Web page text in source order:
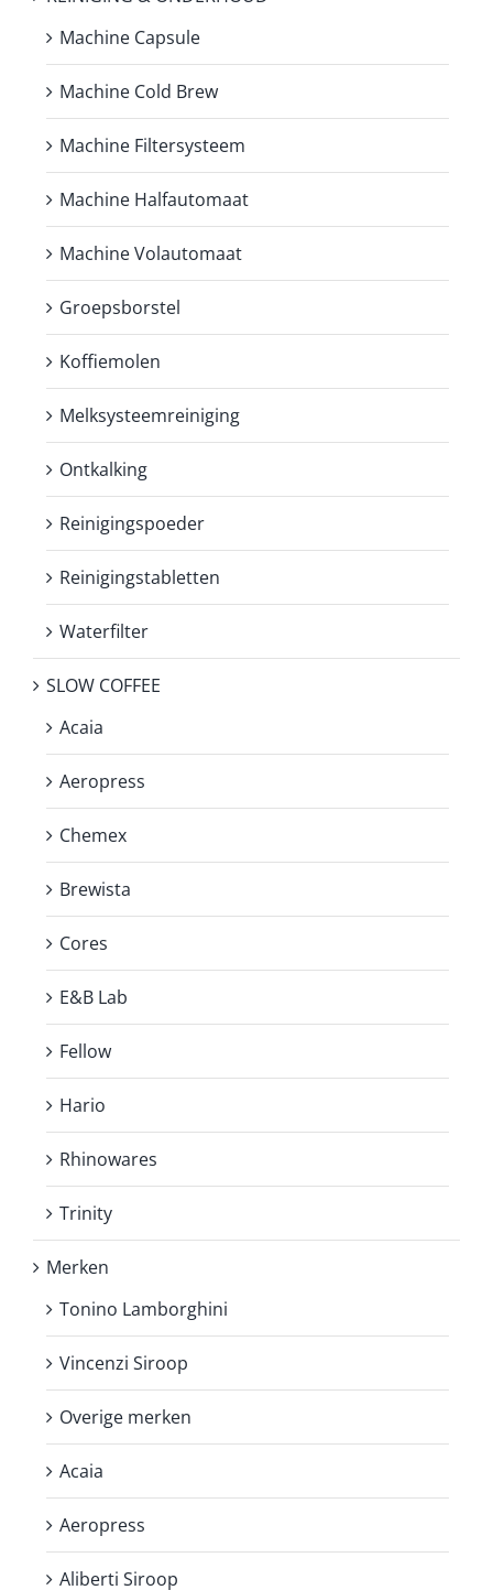
Machine Capsule
Machine Cold Brew
Machine Filtersysteem
Machine Halfautomaat
Machine Volautomaat
Groepsborstel
Koffiemolen
Melksysteemreiniging
Ontkalking
Reinigingspoeder
Reinigingstabletten
Waterfilter
SLOW COFFEE
Acaia
Aeropress
Chemex
Brewista
Cores
E&B Lab
Fellow
Hario
Rhinowares
Trinity
Merken
Tonino Lamborghini
Vincenzi Siroop
Overige merken
Acaia
Aeropress
Aliberti Siroop